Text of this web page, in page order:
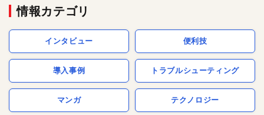
情報カテゴリ
インタビュー 便利技
導入事例 トラブルシューティング
マンガ テクノロジー